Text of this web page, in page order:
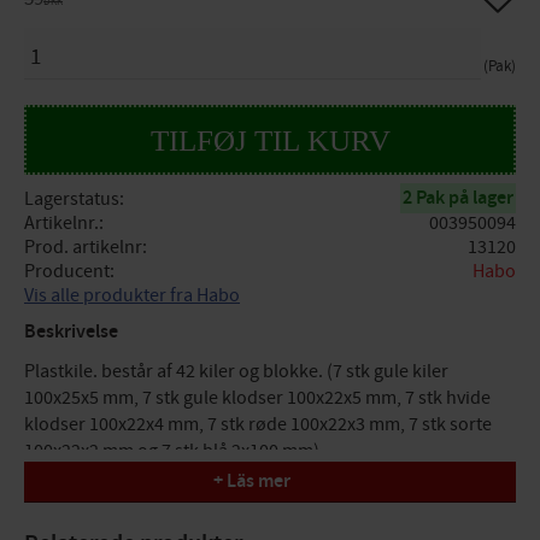
Pak
Lagerstatus 2 Pak på lager
Artikelnr.
003950094
Prod. artikelnr
13120
Producent
Habo
Vis alle produkter fra Habo
Beskrivelse
Plastkile. består af 42 kiler og blokke. (7 stk gule kiler
100x25x5 mm, 7 stk gule klodser 100x22x5 mm, 7 stk hvide
klodser 100x22x4 mm, 7 stk røde 100x22x3 mm, 7 stk sorte
100x22x2 mm og 7 stk blå 2x100 mm).
+ Läs mer